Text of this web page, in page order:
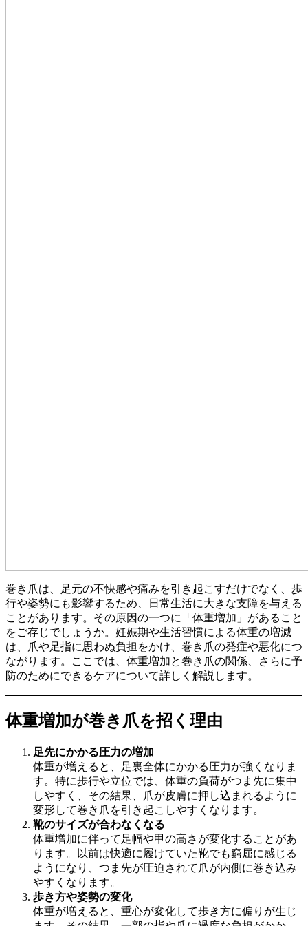
巻き爪は、足元の不快感や痛みを引き起こすだけでなく、歩
行や姿勢にも影響するため、日常生活に大きな支障を与える
ことがあります。その原因の一つに「体重増加」があること
をご存じでしょうか。妊娠期や生活習慣による体重の増減
は、爪や足指に思わぬ負担をかけ、巻き爪の発症や悪化につ
ながります。ここでは、体重増加と巻き爪の関係、さらに予
防のためにできるケアについて詳しく解説します。
体重増加が巻き爪を招く理由
足先にかかる圧力の増加
体重が増えると、足裏全体にかかる圧力が強くなりま
す。特に歩行や立位では、体重の負荷がつま先に集中
しやすく、その結果、爪が皮膚に押し込まれるように
変形して巻き爪を引き起こしやすくなります。
靴のサイズが合わなくなる
体重増加に伴って足幅や甲の高さが変化することがあ
ります。以前は快適に履けていた靴でも窮屈に感じる
ようになり、つま先が圧迫されて爪が内側に巻き込み
やすくなります。
歩き方や姿勢の変化
体重が増えると、重心が変化して歩き方に偏りが生じ